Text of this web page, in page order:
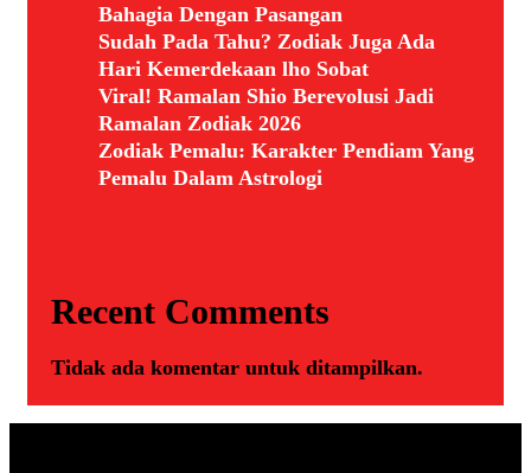
Bahagia Dengan Pasangan
Sudah Pada Tahu? Zodiak Juga Ada
Hari Kemerdekaan lho Sobat
Viral! Ramalan Shio Berevolusi Jadi
Ramalan Zodiak 2026
Zodiak Pemalu: Karakter Pendiam Yang
Pemalu Dalam Astrologi
Recent Comments
Tidak ada komentar untuk ditampilkan.